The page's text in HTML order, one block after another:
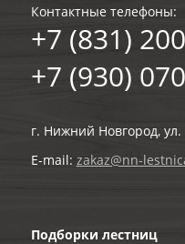
Контактные телефоны:
+7 (831)
+7 (930)
г. Нижний Новгород, ул.
E-mail: zakaz@nn-
Подборки лестниц